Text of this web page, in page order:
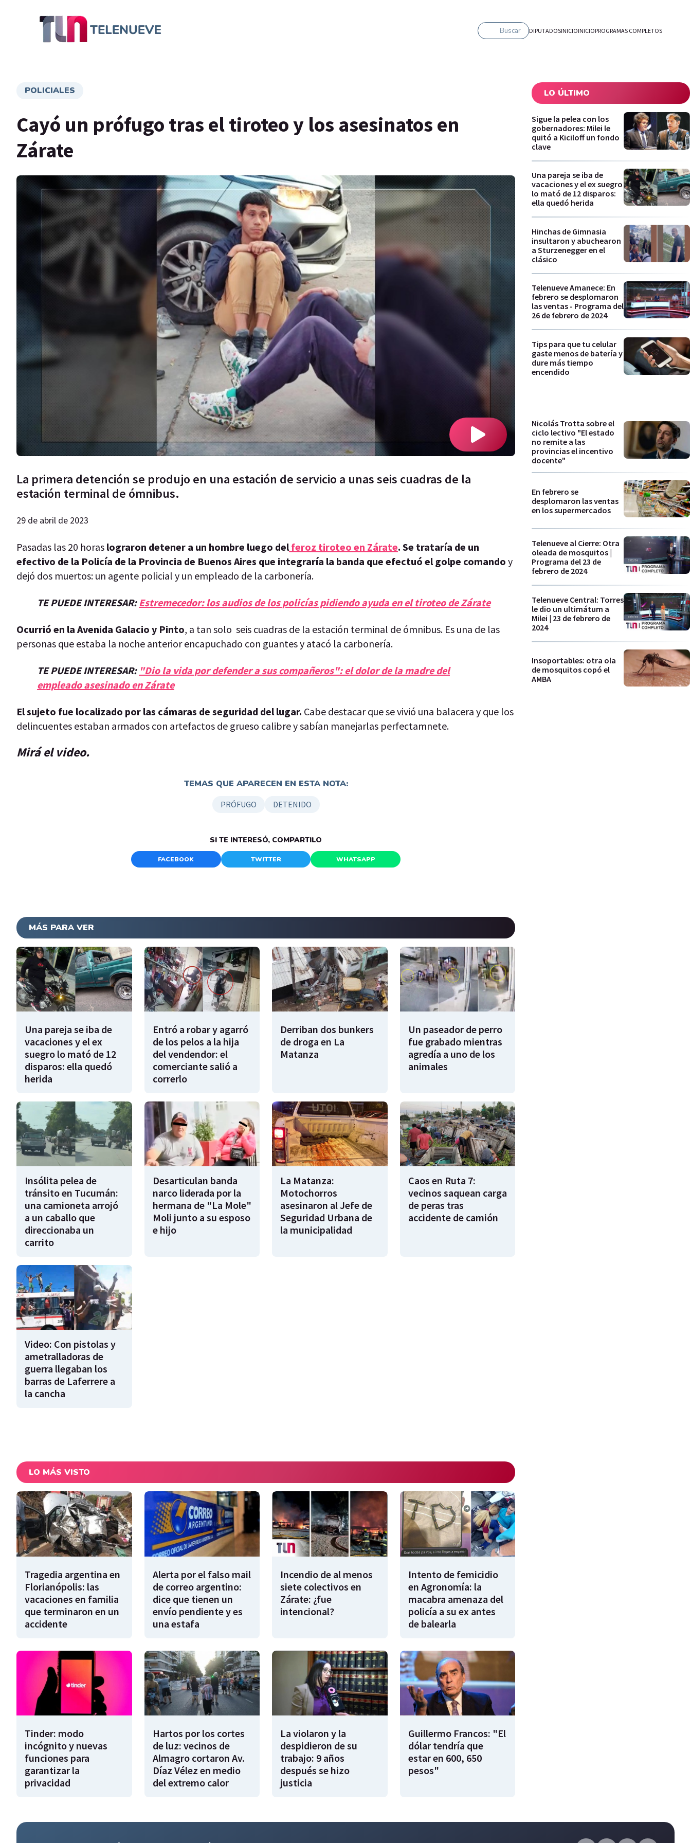
Buscar DIPUTADOSINICIOINICIOPROGRAMAS COMPLETOS
POLICIALES
Cayó un prófugo tras el tiroteo y los asesinatos en
Zárate
La primera detención se produjo en una estación de servicio a unas seis cuadras de la
estación terminal de ómnibus.
29 de abril de 2023
Pasadas las 20 horas lograron detener a un hombre luego del feroz tiroteo en Zárate. Se trataría de un
efectivo de la Policía de la Provincia de Buenos Aires que integraría la banda que efectuó el golpe comando y
dejó dos muertos: un agente policial y un empleado de la carbonería.
TE PUEDE INTERESAR: Estremecedor: los audios de los policías pidiendo ayuda en el tiroteo de Zárate
Ocurrió en la Avenida Galacio y Pinto, a tan solo seis cuadras de la estación terminal de ómnibus. Es una de las
personas que estaba la noche anterior encapuchado con guantes y atacó la carbonería.
TE PUEDE INTERESAR: "Dio la vida por defender a sus compañeros": el dolor de la madre del
empleado asesinado en Zárate
El sujeto fue localizado por las cámaras de seguridad del lugar. Cabe destacar que se vivió una balacera y que los
delincuentes estaban armados con artefactos de grueso calibre y sabían manejarlas perfectamnete.
Mirá el video.
TEMAS QUE APARECEN EN ESTA NOTA:
PRÓFUGO DETENIDO
SI TE INTERESÓ, COMPARTILO
FACEBOOK TWITTER WHATSAPP
MÁS PARA VER
Una pareja se iba de
vacaciones y el ex
suegro lo mató de 12
disparos: ella quedó
herida
Entró a robar y agarró
de los pelos a la hija
del vendendor: el
comerciante salió a
correrlo
Derriban dos bunkers
de droga en La
Matanza
Un paseador de perro
fue grabado mientras
agredía a uno de los
animales
Insólita pelea de
tránsito en Tucumán:
una camioneta arrojó
a un caballo que
direccionaba un
carrito
Desarticulan banda
narco liderada por la
hermana de "La Mole"
Moli junto a su esposo
e hijo
La Matanza:
Motochorros
asesinaron al Jefe de
Seguridad Urbana de
la municipalidad
Caos en Ruta 7:
vecinos saquean carga
de peras tras
accidente de camión
Video: Con pistolas y
ametralladoras de
guerra llegaban los
barras de Laferrere a
la cancha
LO MÁS VISTO
Tragedia argentina en
Florianópolis: las
vacaciones en familia
que terminaron en un
accidente
Alerta por el falso mail
de correo argentino:
dice que tienen un
envío pendiente y es
una estafa
Incendio de al menos
siete colectivos en
Zárate: ¿fue
intencional?
Intento de femicidio
en Agronomía: la
macabra amenaza del
policía a su ex antes
de balearla
Tinder: modo
incógnito y nuevas
funciones para
garantizar la
privacidad
Hartos por los cortes
de luz: vecinos de
Almagro cortaron Av.
Díaz Vélez en medio
del extremo calor
La violaron y la
despidieron de su
trabajo: 9 años
después se hizo
justicia
Guillermo Francos: "El
dólar tendría que
estar en 600, 650
pesos"
LO ÚLTIMO
Sigue la pelea con los
gobernadores: Milei le
quitó a Kiciloff un fondo
clave
Una pareja se iba de
vacaciones y el ex suegro
lo mató de 12 disparos:
ella quedó herida
Hinchas de Gimnasia
insultaron y abuchearon
a Sturzenegger en el
clásico
Telenueve Amanece: En
febrero se desplomaron
las ventas - Programa del
26 de febrero de 2024
Tips para que tu celular
gaste menos de batería y
dure más tiempo
encendido
Nicolás Trotta sobre el
ciclo lectivo "El estado
no remite a las
provincias el incentivo
docente"
En febrero se
desplomaron las ventas
en los supermercados
Telenueve al Cierre: Otra
oleada de mosquitos |
Programa del 23 de
febrero de 2024
Telenueve Central: Torres
le dio un ultimátum a
Milei | 23 de febrero de
2024
Insoportables: otra ola
de mosquitos copó el
AMBA